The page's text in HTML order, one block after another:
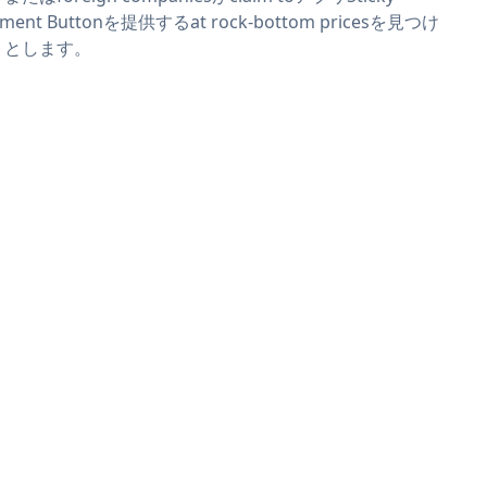
Buttonを提供するat rock-bottom pricesを見つけ
します。